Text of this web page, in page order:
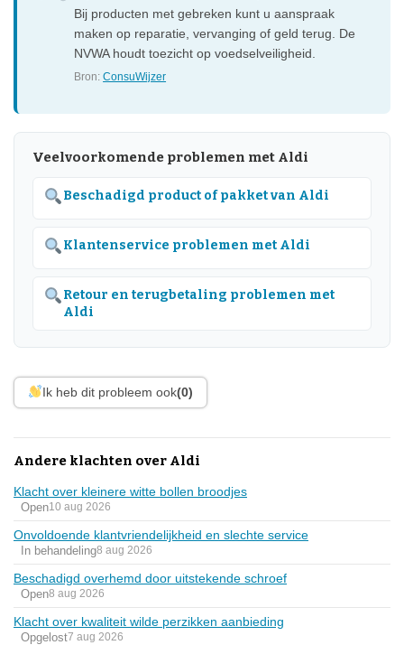
Bij producten met gebreken kunt u aanspraak
maken op reparatie, vervanging of geld terug. De
NVWA houdt toezicht op voedselveiligheid.
Bron:ConsuWijzer
Veelvoorkomende problemen met Aldi
Beschadigd product of pakket van Aldi
Klantenservice problemen met Aldi
Retour en terugbetaling problemen met
Aldi
Ik heb dit probleem ook(0)
Andere klachten over Aldi
Klacht over kleinere witte bollen broodjes
Open10 aug 2026
Onvoldoende klantvriendelijkheid en slechte service
In behandeling8 aug 2026
Beschadigd overhemd door uitstekende schroef
Open8 aug 2026
Klacht over kwaliteit wilde perzikken aanbieding
Opgelost7 aug 2026